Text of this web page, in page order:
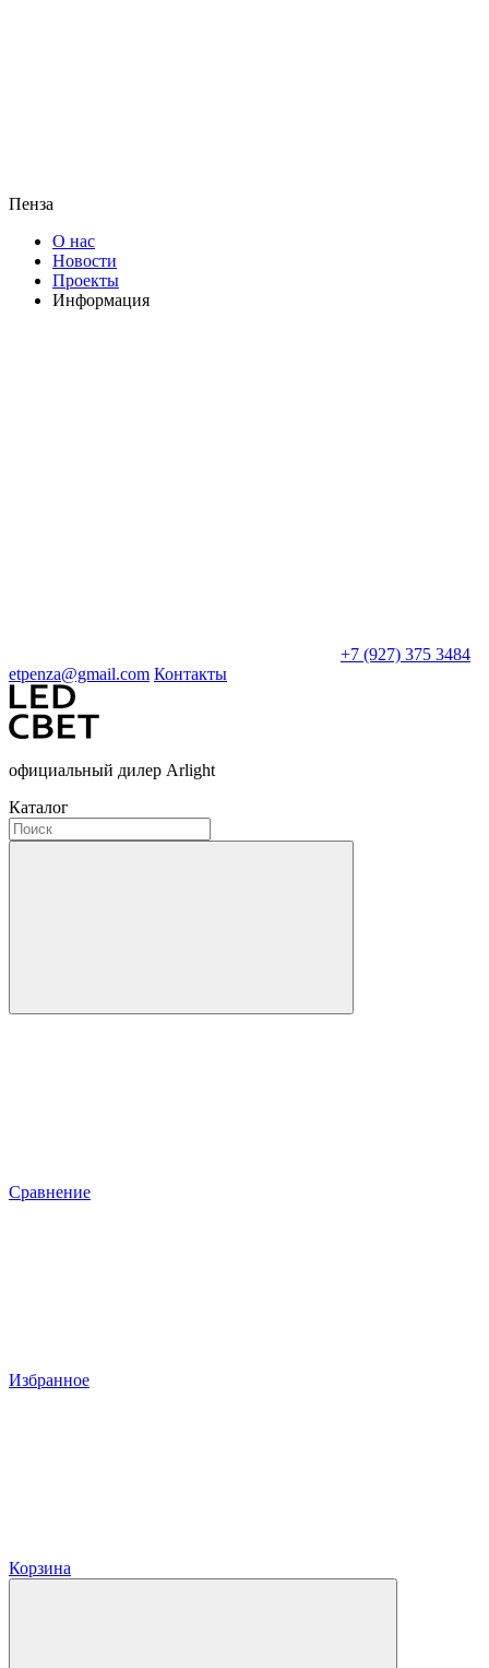
Пенза
О нас
Новости
Проекты
Информация
+7 (927) 375 3484
etpenza@gmail.com Контакты
официальный дилер Arlight
Каталог
Сравнение
Избранное
Корзина